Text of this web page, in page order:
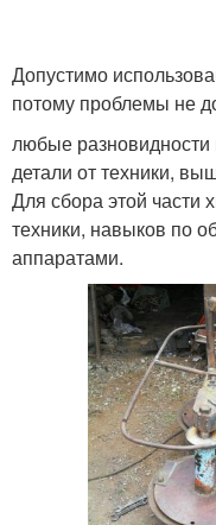
Допустимо
потому проблемы не
любые разновидности
детали от техники,
Для сбора этой части
техники, навыков по
аппаратами.